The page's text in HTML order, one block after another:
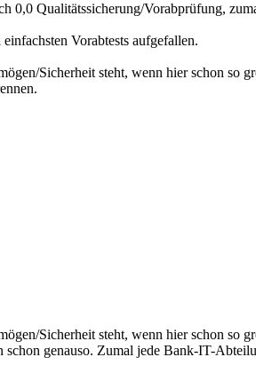
Qualitätssicherung/Vorabprüfung,
Vorabtests aufgefallen.
Sicherheit steht, wenn hier schon so
Sicherheit steht, wenn hier schon so
genauso. Zumal jede Bank-IT-